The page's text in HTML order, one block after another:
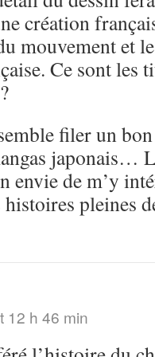
création
mouvement et
Ce sont les
filer un
japonais…
envie de m’y
pleines
12 h 46 min